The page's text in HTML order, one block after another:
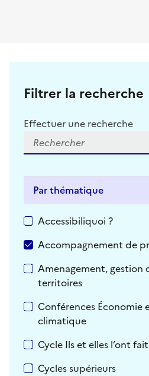
Filtrer la recherche
Effectuer une recherche
Par thématique
Par thématique
Accessibiliquoi ?
Accompagnement de
Amenagement, gestion
territoires
Conférences Économie
climatique
Cycle Ils et elles l’ont fait
Cycles supérieurs